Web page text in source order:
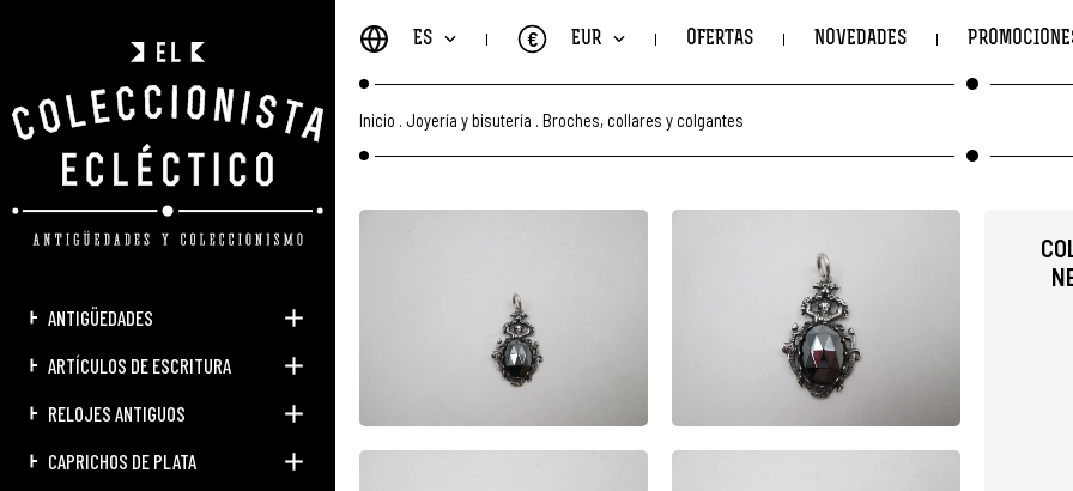
ANTIGÜEDADES
ARTÍCULOS DE ESCRITURA
RELOJES ANTIGUOS
CAPRICHOS DE PLATA
ES EUR
€ OFERTAS NOVEDADES
Inicio Joyería y bisutería Broches, collares y colgantes